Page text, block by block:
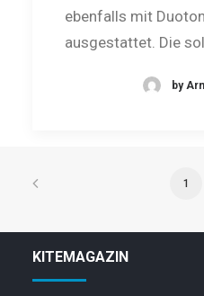
ebenfalls mit
ausgestattet. Die
by
1
KITEMAGAZIN